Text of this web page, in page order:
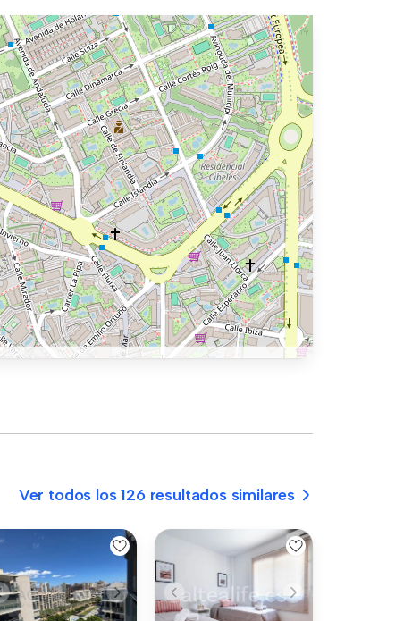
Ver todos los 126 resultados similares